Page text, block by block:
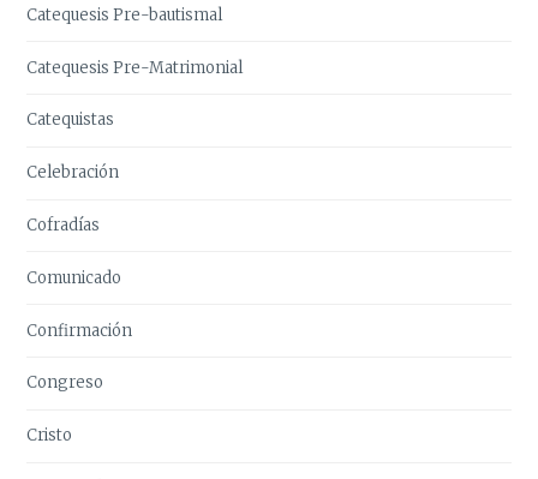
Catequesis Pre-bautismal
Catequesis Pre-Matrimonial
Catequistas
Celebración
Cofradías
Comunicado
Confirmación
Congreso
Cristo